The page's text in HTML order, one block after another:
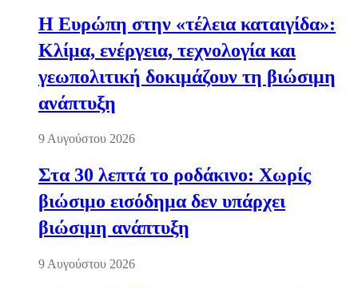
Η Ευρώπη στην «τέλεια καταιγίδα»:
Κλίμα, ενέργεια, τεχνολογία και
γεωπολιτική δοκιμάζουν τη βιώσιμη
ανάπτυξη
9 Αυγούστου 2026
Στα 30 λεπτά το ροδάκινο: Χωρίς
βιώσιμο εισόδημα δεν υπάρχει
βιώσιμη ανάπτυξη
9 Αυγούστου 2026